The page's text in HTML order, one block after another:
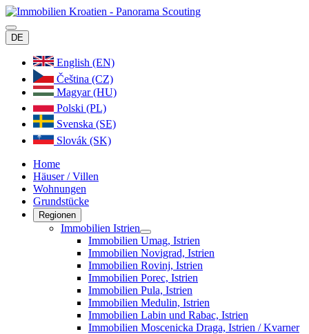
DE
English (EN)
Čeština (CZ)
Magyar (HU)
Polski (PL)
Svenska (SE)
Slovák (SK)
Home
Häuser / Villen
Wohnungen
Grundstücke
Regionen
Immobilien Istrien
Immobilien Umag, Istrien
Immobilien Novigrad, Istrien
Immobilien Rovinj, Istrien
Immobilien Porec, Istrien
Immobilien Pula, Istrien
Immobilien Medulin, Istrien
Immobilien Labin und Rabac, Istrien
Immobilien Moscenicka Draga, Istrien / Kvarner